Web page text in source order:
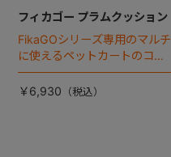
フィカゴー プラムクッション
FikaGOシリーズ専用のマルチ
に使えるペットカートのコー
ナークッション登場。
￥6,930